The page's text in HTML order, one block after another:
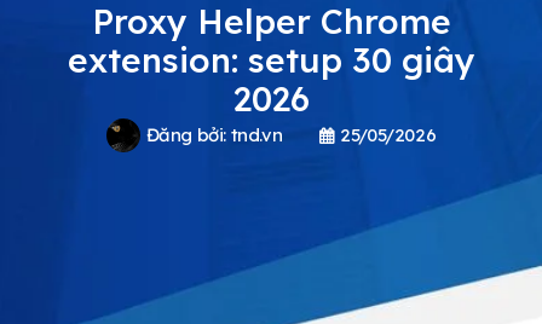
Proxy Helper Chrome
extension: setup 30 giây
2026
Đăng bởi: tnd.vn 25/05/2026